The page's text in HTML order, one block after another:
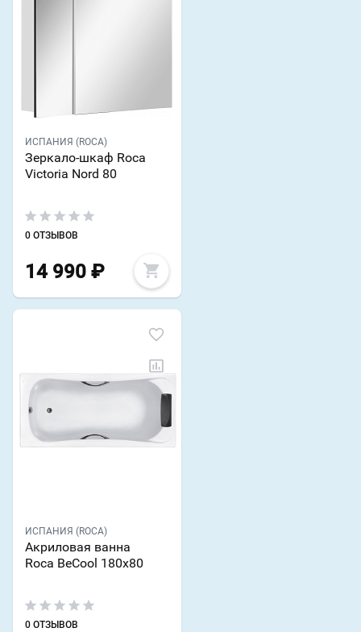
ИСПАНИЯ (ROCA)
Зеркало-шкаф Roca
Victoria Nord 80
0 ОТЗЫВОВ
14 990 ₽
ИСПАНИЯ (ROCA)
Акриловая ванна
Roca BeCool 180x80
0 ОТЗЫВОВ